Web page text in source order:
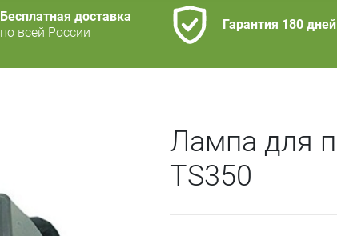
Бесплатная доставка
по всей России
Гарантия 180 дней
Лампа для
TS350